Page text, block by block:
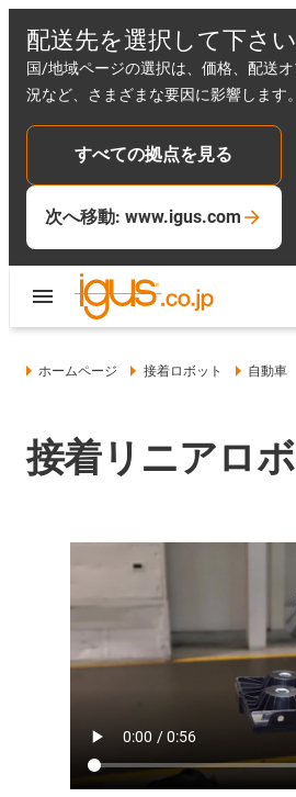
配送先を選択して下さい
国/地域ページの選択は、価格、配送
況など、さまざまな要因に影響します。
すべての拠点を見る
次へ移動: www.igus.com
ホームページ 接着ロボット 自動車
接着リニアロ